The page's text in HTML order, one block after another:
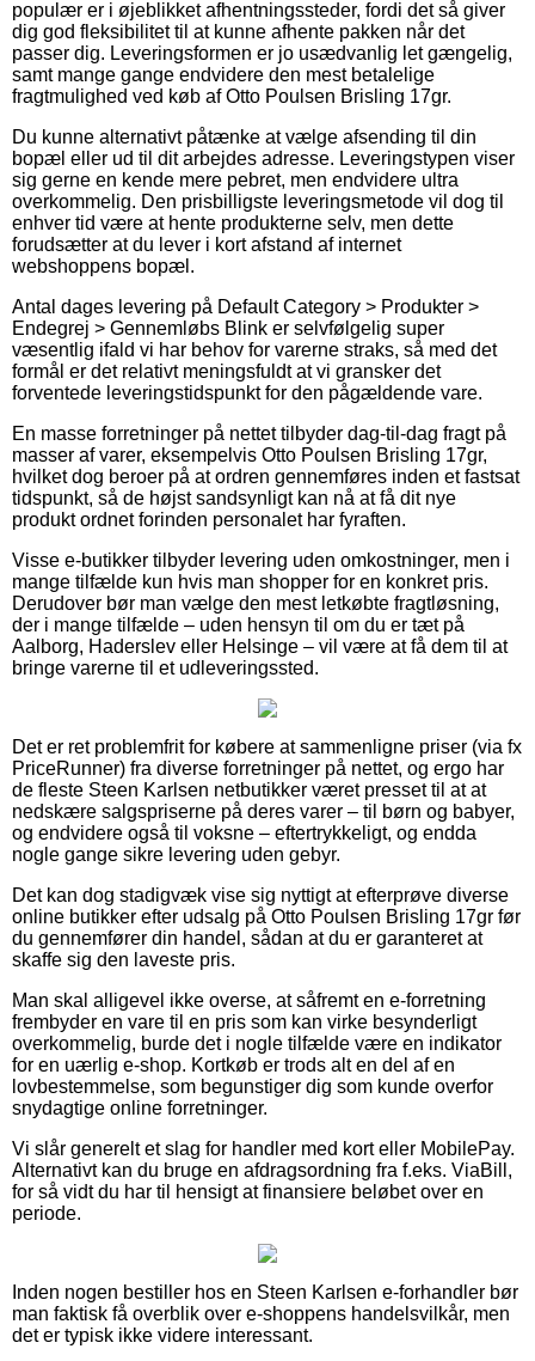
populær er i øjeblikket afhentningssteder, fordi det så giver
dig god fleksibilitet til at kunne afhente pakken når det
passer dig. Leveringsformen er jo usædvanlig let gængelig,
samt mange gange endvidere den mest betalelige
fragtmulighed ved køb af Otto Poulsen Brisling 17gr.
Du kunne alternativt påtænke at vælge afsending til din
bopæl eller ud til dit arbejdes adresse. Leveringstypen viser
sig gerne en kende mere pebret, men endvidere ultra
overkommelig. Den prisbilligste leveringsmetode vil dog til
enhver tid være at hente produkterne selv, men dette
forudsætter at du lever i kort afstand af internet
webshoppens bopæl.
Antal dages levering på Default Category > Produkter >
Endegrej > Gennemløbs Blink er selvfølgelig super
væsentlig ifald vi har behov for varerne straks, så med det
formål er det relativt meningsfuldt at vi gransker det
forventede leveringstidspunkt for den pågældende vare.
En masse forretninger på nettet tilbyder dag-til-dag fragt på
masser af varer, eksempelvis Otto Poulsen Brisling 17gr,
hvilket dog beroer på at ordren gennemføres inden et fastsat
tidspunkt, så de højst sandsynligt kan nå at få dit nye
produkt ordnet forinden personalet har fyraften.
Visse e-butikker tilbyder levering uden omkostninger, men i
mange tilfælde kun hvis man shopper for en konkret pris.
Derudover bør man vælge den mest letkøbte fragtløsning,
der i mange tilfælde – uden hensyn til om du er tæt på
Aalborg, Haderslev eller Helsinge – vil være at få dem til at
bringe varerne til et udleveringssted.
Det er ret problemfrit for købere at sammenligne priser (via fx
PriceRunner) fra diverse forretninger på nettet, og ergo har
de fleste Steen Karlsen netbutikker været presset til at at
nedskære salgspriserne på deres varer – til børn og babyer,
og endvidere også til voksne – eftertrykkeligt, og endda
nogle gange sikre levering uden gebyr.
Det kan dog stadigvæk vise sig nyttigt at efterprøve diverse
online butikker efter udsalg på Otto Poulsen Brisling 17gr før
du gennemfører din handel, sådan at du er garanteret at
skaffe sig den laveste pris.
Man skal alligevel ikke overse, at såfremt en e-forretning
frembyder en vare til en pris som kan virke besynderligt
overkommelig, burde det i nogle tilfælde være en indikator
for en uærlig e-shop. Kortkøb er trods alt en del af en
lovbestemmelse, som begunstiger dig som kunde overfor
snydagtige online forretninger.
Vi slår generelt et slag for handler med kort eller MobilePay.
Alternativt kan du bruge en afdragsordning fra f.eks. ViaBill,
for så vidt du har til hensigt at finansiere beløbet over en
periode.
Inden nogen bestiller hos en Steen Karlsen e-forhandler bør
man faktisk få overblik over e-shoppens handelsvilkår, men
det er typisk ikke videre interessant.